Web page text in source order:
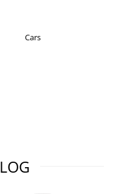
Christian Laurent